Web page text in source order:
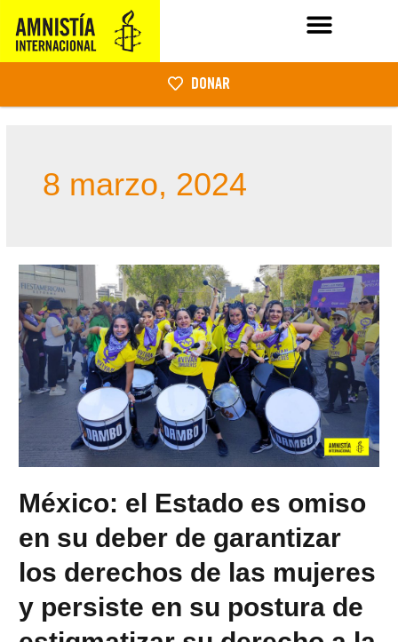
DONAR
8 marzo, 2024
México: el Estado es omiso
en su deber de garantizar
los derechos de las mujeres
y persiste en su postura de